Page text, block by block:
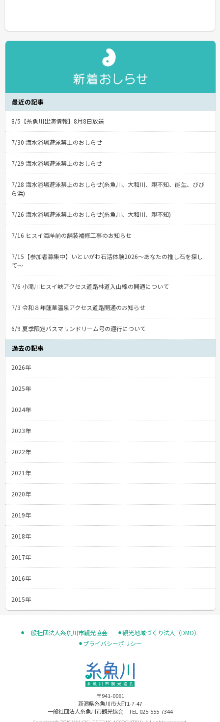
最近の記事
8/5【糸魚川出演情報】8月8日放送
7/30 海水浴場遊泳禁止のおしらせ
7/29 海水浴場遊泳禁止のおしらせ
7/28 海水浴場遊泳禁止のおしらせ(糸魚川、大和川、親不知、能生、びび
ら浜)
7/26 海水浴場遊泳禁止のおしらせ(糸魚川、大和川、親不知)
7/16 ヒスイ海岸前の舗装補修工事のお知らせ
7/15【参加者募集中】いといがわ石活体験2026〜あなたの推し石を探し
て〜
7/6 小滝川ヒスイ峡アクセス道路林道入山線の開通について
7/3 令和８年蓮華温泉アクセス道路開通のお知らせ
6/9 夏季限定バスマリンドリーム号の運行について
過去の記事
2026年
2025年
2024年
2023年
2022年
2021年
2020年
2019年
2018年
2017年
2016年
2015年
⚫︎一般社団法人糸魚川市観光協会
⚫︎観光地域づくり法人（DMO）
⚫︎プライバシーポリシー
〒941-0061
新潟県糸魚川市大町1-7-47
一般社団法人糸魚川市観光協会 TEL 025-555-7344